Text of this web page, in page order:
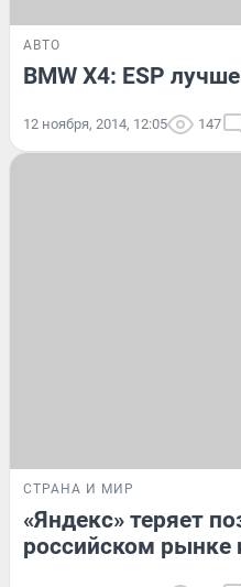
АВТО
BMW X4: ESP
12 ноября, 2014, 12:05 147
СТРАНА И МИР
«Яндекс» теряет
российском рынке